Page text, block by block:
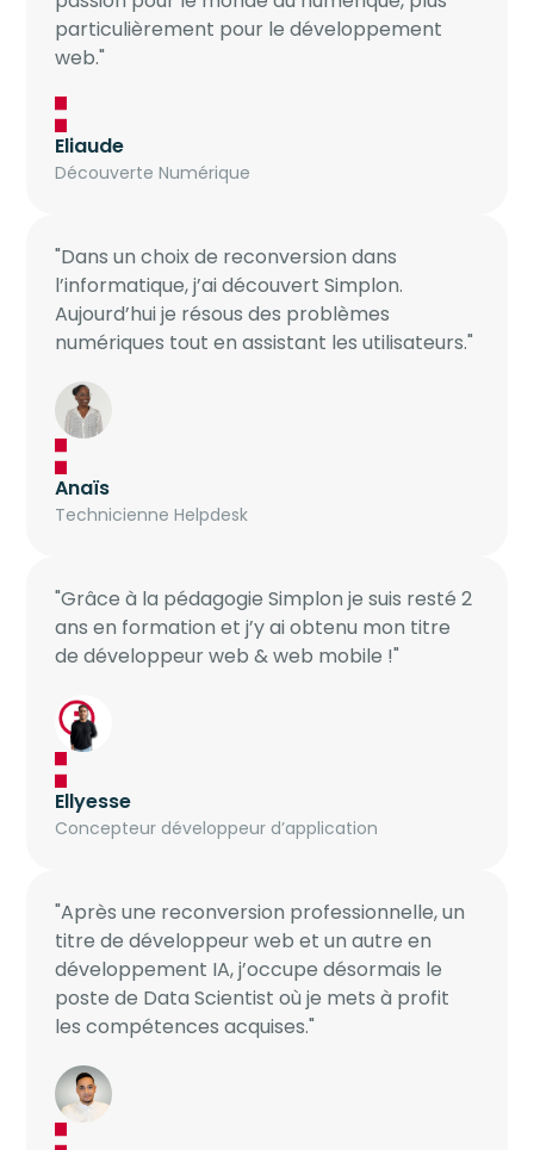
particulièrement pour le développement
web."
Eliaude
Découverte Numérique
"Dans un choix de reconversion dans
l’informatique, j’ai découvert Simplon.
Aujourd’hui je résous des problèmes
numériques tout en assistant les utilisateurs."
Anaïs
Technicienne Helpdesk
"Grâce à la pédagogie Simplon je suis resté 2
ans en formation et j’y ai obtenu mon titre
de développeur web & web mobile !"
Ellyesse
Concepteur développeur d’application
"Après une reconversion professionnelle, un
titre de développeur web et un autre en
développement IA, j’occupe désormais le
poste de Data Scientist où je mets à profit
les compétences acquises."